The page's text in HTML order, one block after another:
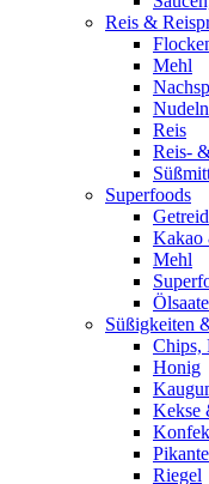
Reis &
Mehl
Reis
Reis-
Superfoods
Kakao
Mehl
Süßigkeiten
Chips,
Honig
Kekse
Riegel